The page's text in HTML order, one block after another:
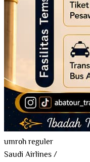
umroh reguler
Saudi Airlines/